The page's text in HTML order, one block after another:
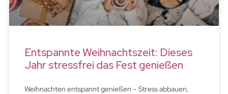
Entspannte Weihnachtszeit: Dieses
Jahr stressfrei das Fest genießen
Weihnachten entspannt genießen – Stress abbauen,